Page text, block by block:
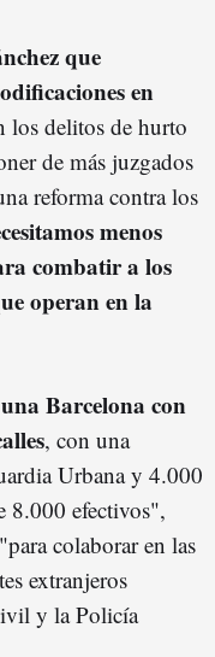
que
en
los delitos de hurto
de más juzgados
reforma contra los
menos
combatir a los
operan en la
Barcelona con
, con una
Urbana y 4.000
8.000 efectivos",
colaborar en las
extranjeros
y la Policía